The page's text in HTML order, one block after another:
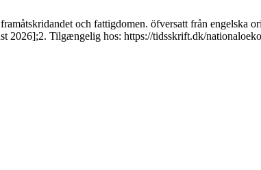
och fattigdomen. öfversatt från
2026];2. Tilgængelig hos: https://tidsskrift.dk/